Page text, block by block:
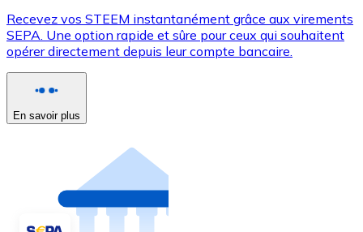
Recevez vos STEEM instantanément grâce aux virements
SEPA. Une option rapide et sûre pour ceux qui souhaitent
opérer directement depuis leur compte bancaire.
En savoir plus